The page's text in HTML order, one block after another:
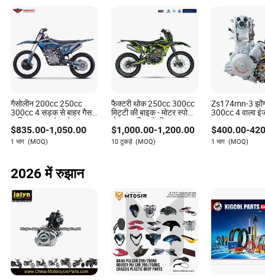
गैसोलीन 200cc 250cc
300cc 4 सड़क से बाहर गैस
चालित वयस्क एंड्यूरो सुपर
मोटो क्रॉस पिट बाइक
मोटरसाइकिलें
$835.00-1,050.00
1 भाग (MOQ)
फैक्टरी थोक 250cc 300cc
मिट्टी की बाइक - मोटर स्पोर्ट्स
मोटरसाइकिल के लिए नए
डिज़ाइन ऑफ-रोड
$1,000.00-1,200.00
10 टुकड़े (MOQ)
Zs174mn-3
300cc 4 वाल्व
मोटरसाइकिलों के
$400.00-
1 भाग (MOQ)
2026 में रुझान